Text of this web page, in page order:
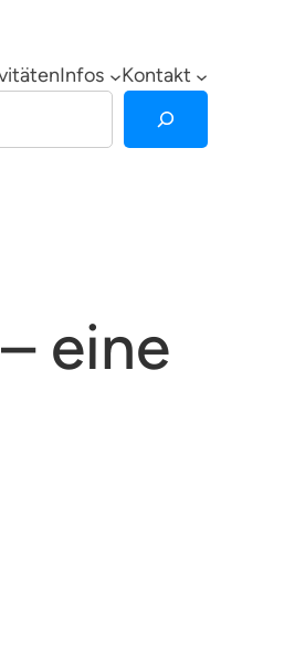
Infos
Kontakt
eine